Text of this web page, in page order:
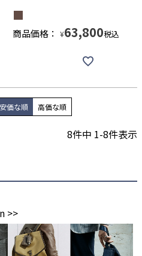
商品価格： ¥63,800税込
安価な順 高価な順
8件中 1-8件表示
>>